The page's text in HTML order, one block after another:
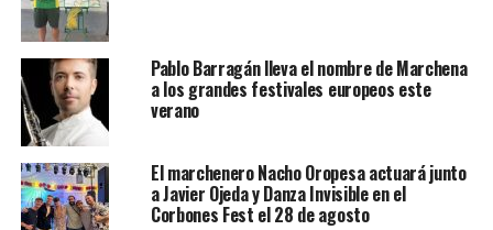
Pablo Barragán lleva el nombre de Marchena
a los grandes festivales europeos este
verano
El marchenero Nacho Oropesa actuará junto
a Javier Ojeda y Danza Invisible en el
Corbones Fest el 28 de agosto